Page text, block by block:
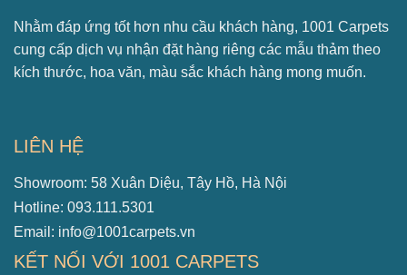
Nhằm đáp ứng tốt hơn nhu cầu khách hàng, 1001 Carpets
cung cấp dịch vụ nhận đặt hàng riêng các mẫu thảm theo
kích thước, hoa văn, màu sắc khách hàng mong muốn.
LIÊN HỆ
Showroom: 58 Xuân Diệu, Tây Hồ, Hà Nội
Hotline: 093.111.5301
Email: info@1001carpets.vn
KẾT NỐI VỚI 1001 CARPETS